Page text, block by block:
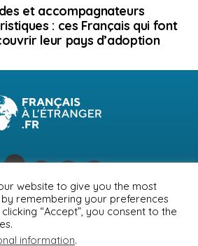
et accompagnateurs
: ces Français qui font
leur pays d’adoption
CONTACTS
MENTIONS LÉGALES
DE CONFIDENTIALITÉ
website to give you the most
remembering your preferences
“Accept”, you consent to the
information.